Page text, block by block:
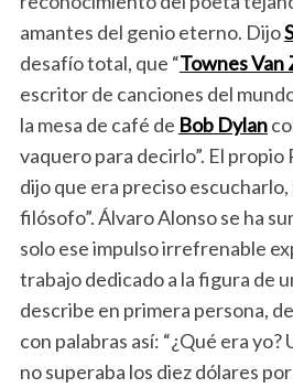
amantes del genio eterno. Dijo
desafío total, que “Townes Van
escritor de canciones del
la mesa de café de Bob Dylan
vaquero para decirlo”. El
dijo que era preciso
filósofo”. Álvaro Alonso se ha
solo ese impulso irrefrenable
trabajo dedicado a la figura de
describe en primera persona,
con palabras así: “¿Qué era
no superaba los diez dólares